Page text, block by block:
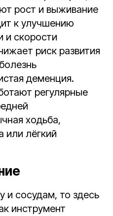
рост и выживание
к улучшению
и скорости
риск развития
деменция.
регулярные
ходьба,
или лёгкий
и сосудам, то здесь
инструмент